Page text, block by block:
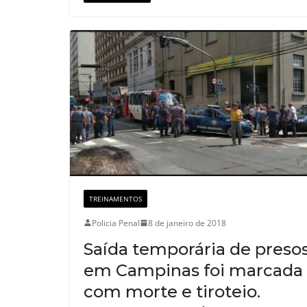
TREINAMENTOS
Policia Penal 8 de janeiro de 2018
Saída temporária de
em Campinas foi marcada
com morte e tiroteio.